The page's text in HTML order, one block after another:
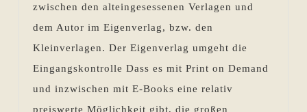
zwischen den alteingesessenen Verlagen und
dem Autor im Eigenverlag, bzw. den
Kleinverlagen. Der Eigenverlag umgeht die
Eingangskontrolle Dass es mit Print on Demand
und inzwischen mit E-Books eine relativ
preiswerte Möglichkeit gibt, die großen